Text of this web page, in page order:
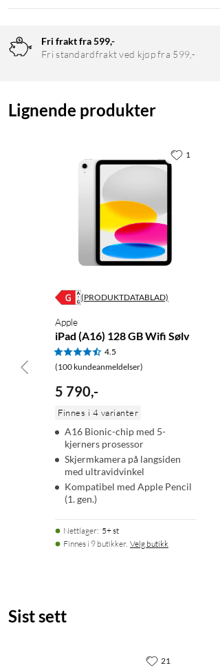
Fri frakt fra 599,-
Fri standardfrakt ved kjøp fra 599,-
Lignende produkter
(PRODUKTDATABLAD)
Apple
iPad (A16) 128 GB Wifi Sølv
4.5
(100 kundeanmeldelser)
5 790,-
Finnes i 4 varianter
A16 Bionic-chip med 5-
kjerners prosessor
Skjermkamera på langsiden
med ultravidvinkel
Kompatibel med Apple Pencil
(1. gen.)
Nettlager: 5+ st
Finnes i 9 butikker. Velg butikk
1
Sist sett
21